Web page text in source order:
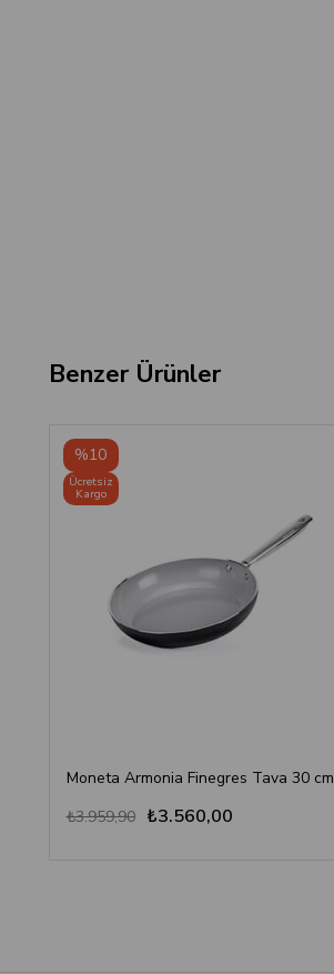
Benzer Ürünler
Moneta Armonia Finegres Tava 30 cm
₺3.560,00
₺3.959,90
%10
Ücretsiz
Kargo